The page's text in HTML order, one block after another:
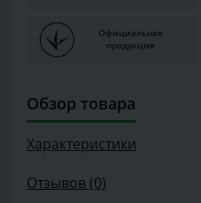
Официальная
продукция
Обзор товара
Характеристики
Отзывов (0)